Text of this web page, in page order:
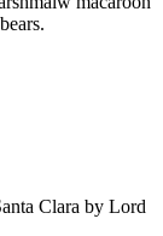
Clara by Lord